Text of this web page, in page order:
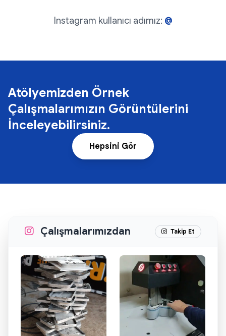
Instagram kullanıcı adımız: @
Atölyemizden Örnek
Çalışmalarımızın Görüntülerini
İnceleyebilirsiniz.
Hepsini Gör
Çalışmalarımızdan Takip Et